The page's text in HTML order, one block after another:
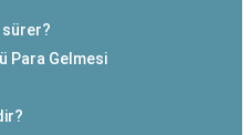
sürer?
Para Gelmesi